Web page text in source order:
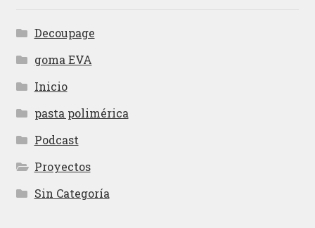
Decoupage
goma EVA
Inicio
pasta polimérica
Podcast
Proyectos
Sin Categoría